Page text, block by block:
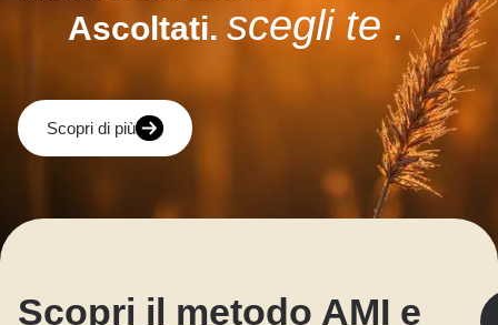
Ascoltati. scegli te .
Scopri di più
Scopri il metodo AMI e